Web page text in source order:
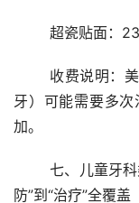
超瓷贴面：
牙）可能需要多
加。
	七、儿童牙科类：涂氟、窝沟封闭、乳牙治疗，从“预
防”到“治疗”全覆盖